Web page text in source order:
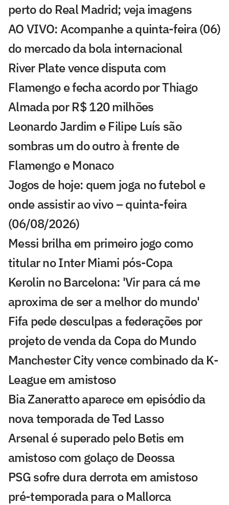
perto do Real Madrid; veja imagens
AO VIVO: Acompanhe a quinta-feira (06)
do mercado da bola internacional
River Plate vence disputa com
Flamengo e fecha acordo por Thiago
Almada por R$ 120 milhões
Leonardo Jardim e Filipe Luís são
sombras um do outro à frente de
Flamengo e Monaco
Jogos de hoje: quem joga no futebol e
onde assistir ao vivo – quinta-feira
(06/08/2026)
Messi brilha em primeiro jogo como
titular no Inter Miami pós-Copa
Kerolin no Barcelona: 'Vir para cá me
aproxima de ser a melhor do mundo'
Fifa pede desculpas a federações por
projeto de venda da Copa do Mundo
Manchester City vence combinado da K-
League em amistoso
Bia Zaneratto aparece em episódio da
nova temporada de Ted Lasso
Arsenal é superado pelo Betis em
amistoso com golaço de Deossa
PSG sofre dura derrota em amistoso
pré-temporada para o Mallorca